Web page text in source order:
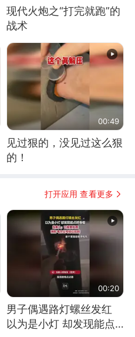
现代火炮之“打完就跑”的
战术
00:49
见过狠的，没见过这么狠
的！
打开应用 查看更多
00:20
男子偶遇路灯螺丝发红
以为是小灯 却发现能点